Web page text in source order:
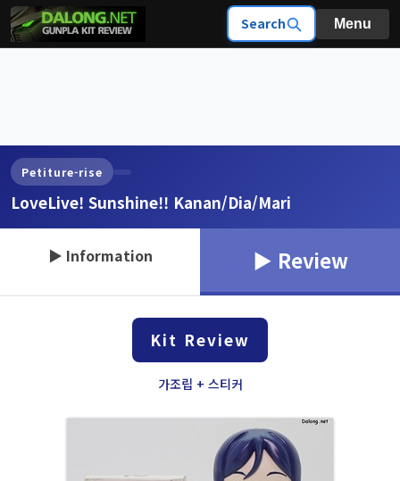
Search Menu
Petiture-rise
LoveLive! Sunshine!! Kanan/Dia/Mari
▶ Information ▶ Review
Kit Review
가조립 + 스티커